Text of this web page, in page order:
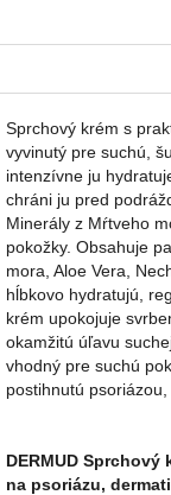
Sprchový krém s
vyvinutý pre suchú,
intenzívne ju
chráni ju pred
Minerály z Mŕtveho
pokožky. Obsahuje
mora, Aloe Vera,
hĺbkovo hydratujú,
krém upokojuje
okamžitú úľavu
vhodný pre suchú
postihnutú
DERMUD
na psoriázu,